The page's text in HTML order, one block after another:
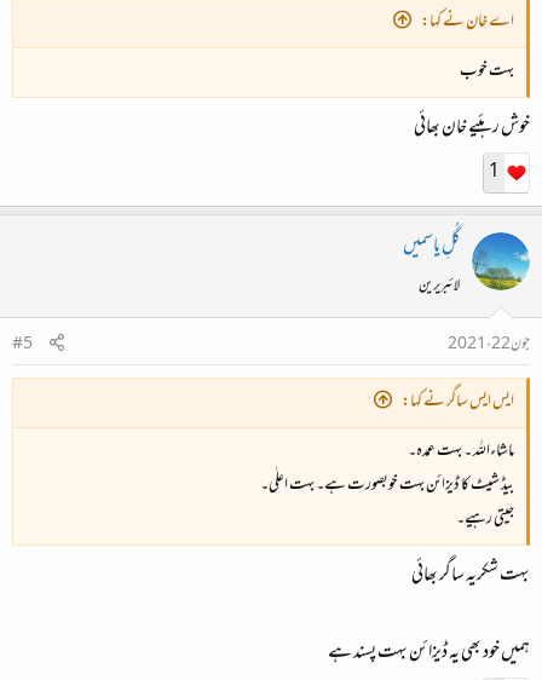
اے خان نے کہا:
بہت خوب
خوش رہئیے خان بھائی
1
گُلِ یاسمیں
لائبریرین
جون 22، 2021
#5
ایس ایس ساگر نے کہا:
ماشاءاللہ ۔ بہت عمدہ۔
بیڈ شیٹ کا ڈیزائن بہت خوبصورت ہے۔ بہت اعلٰی۔
جیتی رہیے۔
بہت شکریہ ساگر بھائی
ہمیں خود بھی یہ ڈیزائن بہت پسند ہے